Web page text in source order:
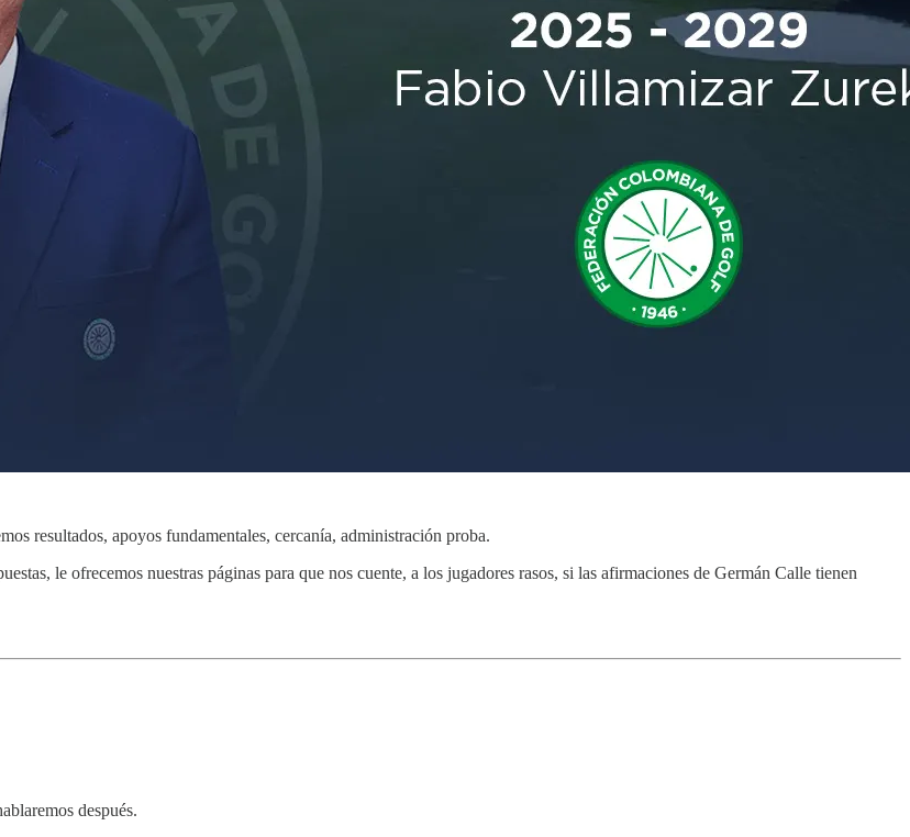
resultados, apoyos fundamentales, cercanía, administración proba.
le ofrecemos nuestras páginas para que nos cuente, a los jugadores rasos, si las afirmaciones de Germán Calle tienen
después.